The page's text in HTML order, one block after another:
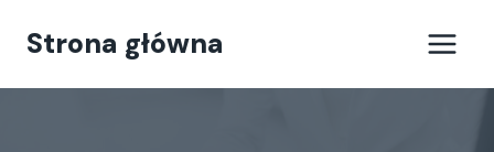
treści
Strona główna